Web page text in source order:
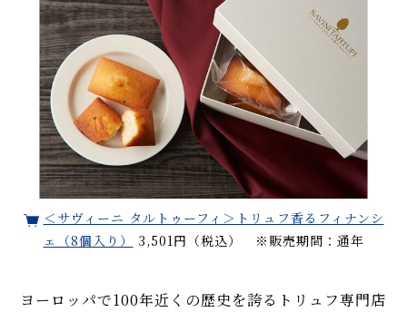
＜サヴィーニ タルトゥーフィ＞トリュフ香るフィナンシ
ェ（8個入り）
3,501円（税込） ※販売期間：通年
ヨーロッパで100年近くの歴史を誇るトリュフ専門店